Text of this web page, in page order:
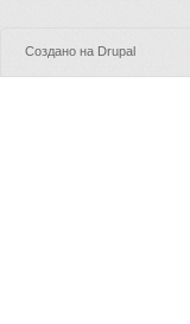
Создано на Drupal